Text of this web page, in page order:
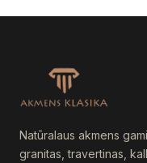
Natūralaus akmens
granitas, travertinas,